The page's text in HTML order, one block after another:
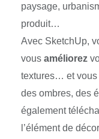
paysage,
produit…
Avec SketchUp,
vous améliorez
textures… et vous
des ombres, des
également
l’élément de